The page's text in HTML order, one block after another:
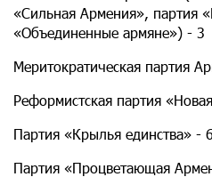
«Сильная Армения», партия
«Объединенные армяне») - 3
Меритократическая партия
Реформистская партия
Партия «Крылья единства» -
Партия «Процветающая